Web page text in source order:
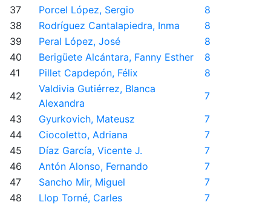
37
Porcel López, Sergio
8
38
Rodríguez Cantalapiedra, Inma
8
39
Peral López, José
8
40
Berigüete Alcántara, Fanny Esther
8
41
Pillet Capdepón, Félix
8
42
Valdivia Gutiérrez, Blanca
Alexandra
7
43
Gyurkovich, Mateusz
7
44
Ciocoletto, Adriana
7
45
Díaz García, Vicente J.
7
46
Antón Alonso, Fernando
7
47
Sancho Mir, Miguel
7
48
Llop Torné, Carles
7